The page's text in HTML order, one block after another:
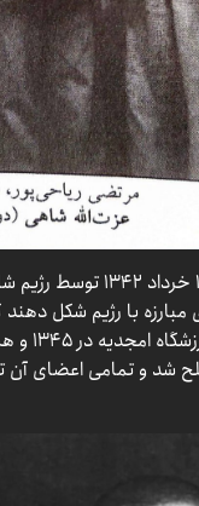
سرکوب خونین قیام
با رژیم شکل